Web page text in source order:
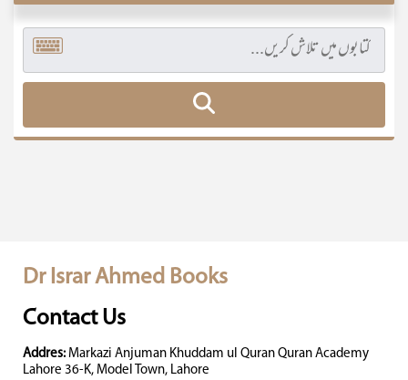
Dr Israr Ahmed Books
Contact Us
Addres: Markazi Anjuman Khuddam ul Quran Quran Academy
Lahore 36-K, Model Town, Lahore